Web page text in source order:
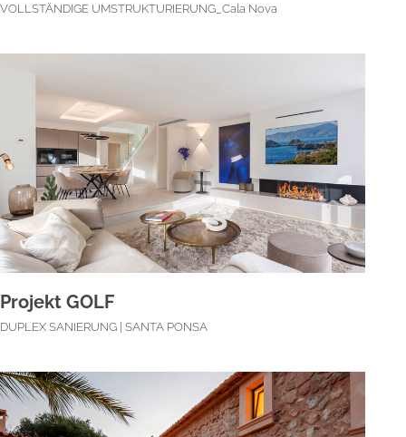
VOLLSTÄNDIGE UMSTRUKTURIERUNG_Cala Nova
Projekt GOLF
DUPLEX SANIERUNG | SANTA PONSA